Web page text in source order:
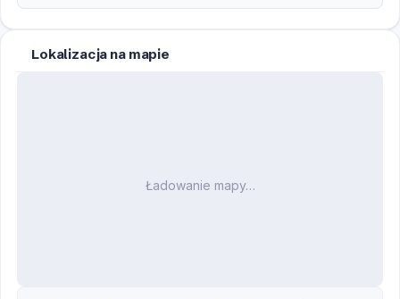
Lokalizacja na mapie
Ładowanie mapy…